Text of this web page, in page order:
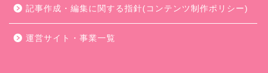
記事作成・編集に関する指針(コンテンツ制作ポリシー)
運営サイト・事業一覧